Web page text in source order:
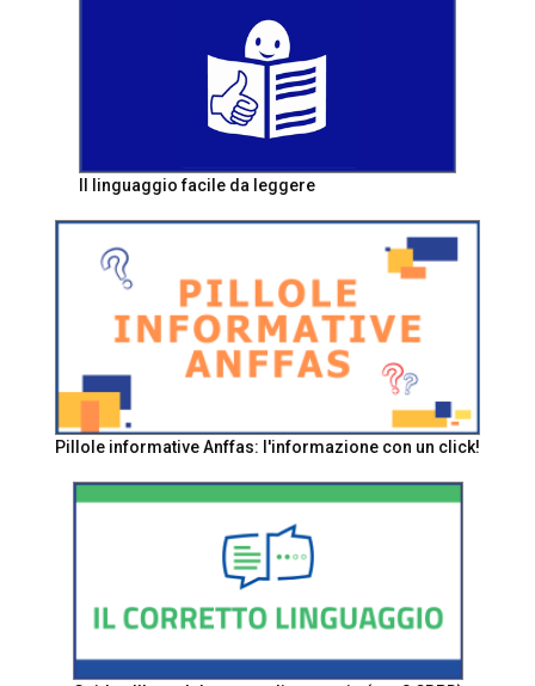
Il linguaggio facile da leggere
Pillole informative Anffas: l'informazione con un click!